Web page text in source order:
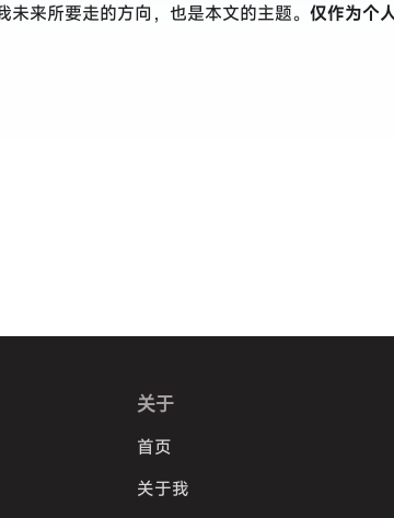
来所要走的方向，也是本文的主题。 仅作为个
关于
首页
关于我